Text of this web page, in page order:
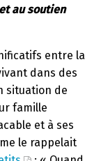
au soutien
entre la
dans des
situation de
famille
et à ses
le rappelait